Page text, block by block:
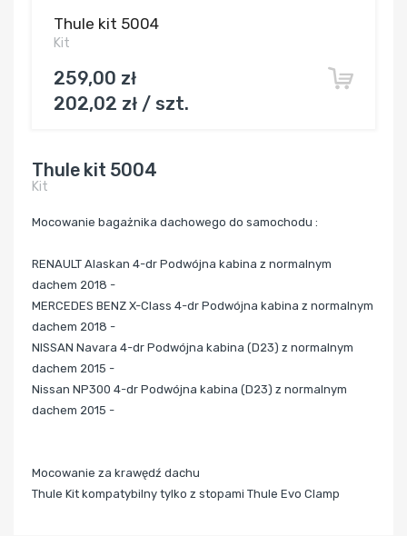
Thule kit 5004
Kit
259,00 zł
202,02 zł / szt.
Thule kit 5004
Kit
Mocowanie bagażnika dachowego do samochodu :
RENAULT Alaskan 4-dr Podwójna kabina z normalnym
dachem 2018 -
MERCEDES BENZ X-Class 4-dr Podwójna kabina z normalnym
dachem 2018 -
NISSAN Navara 4-dr Podwójna kabina (D23) z normalnym
dachem 2015 -
Nissan NP300 4-dr Podwójna kabina (D23) z normalnym
dachem 2015 -
Mocowanie za krawędź dachu
Thule Kit kompatybilny tylko z stopami Thule Evo Clamp